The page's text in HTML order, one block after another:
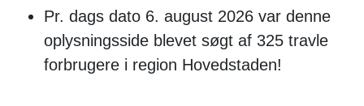
Pr. dags dato 6. august 2026 var denne
oplysningsside blevet søgt af 325 travle
forbrugere i region Hovedstaden!